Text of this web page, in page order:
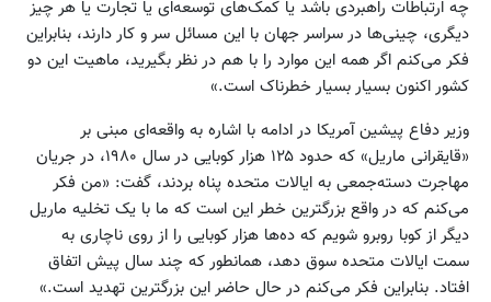
چه ارتباطات راهبردی باشد یا کمک‌های توسعه‌ای یا تجارت یا هر چیز
دیگری، چینی‌ها در سراسر جهان با این مسائل سر و کار دارند، بنابراین
فکر می‌کنم اگر همه این موارد را با هم در نظر بگیرید، ماهیت این دو
کشور اکنون بسیار بسیار خطرناک است.»
وزیر دفاع پیشین آمریکا در ادامه با اشاره به واقعه‌ای مبنی بر
«قایقرانی ماریل» که حدود ۱۲۵ هزار کوبایی در سال ۱۹۸۰، در جریان
مهاجرت دسته‌جمعی به ایالات متحده پناه بردند، گفت: «من فکر
می‌کنم که در واقع بزرگترین خطر این است که ما با یک تخلیه ماریل
دیگر از کوبا روبرو شویم که ده‌ها هزار کوبایی را از روی ناچاری به
سمت ایالات متحده سوق دهد، همانطور که چند سال پیش اتفاق
افتاد. بنابراین فکر می‌کنم در حال حاضر این بزرگترین تهدید است.»